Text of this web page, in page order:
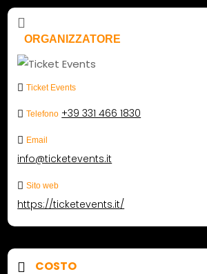
ORGANIZZATORE
Ticket Events
Telefono +39 331 466 1830
Email
info@ticketevents.it
Sito web
https://ticketevents.it/
COSTO